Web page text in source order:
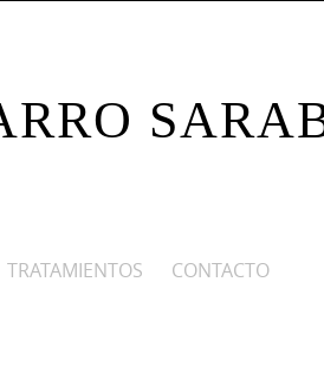
TRATAMIENTOS CONTACTO